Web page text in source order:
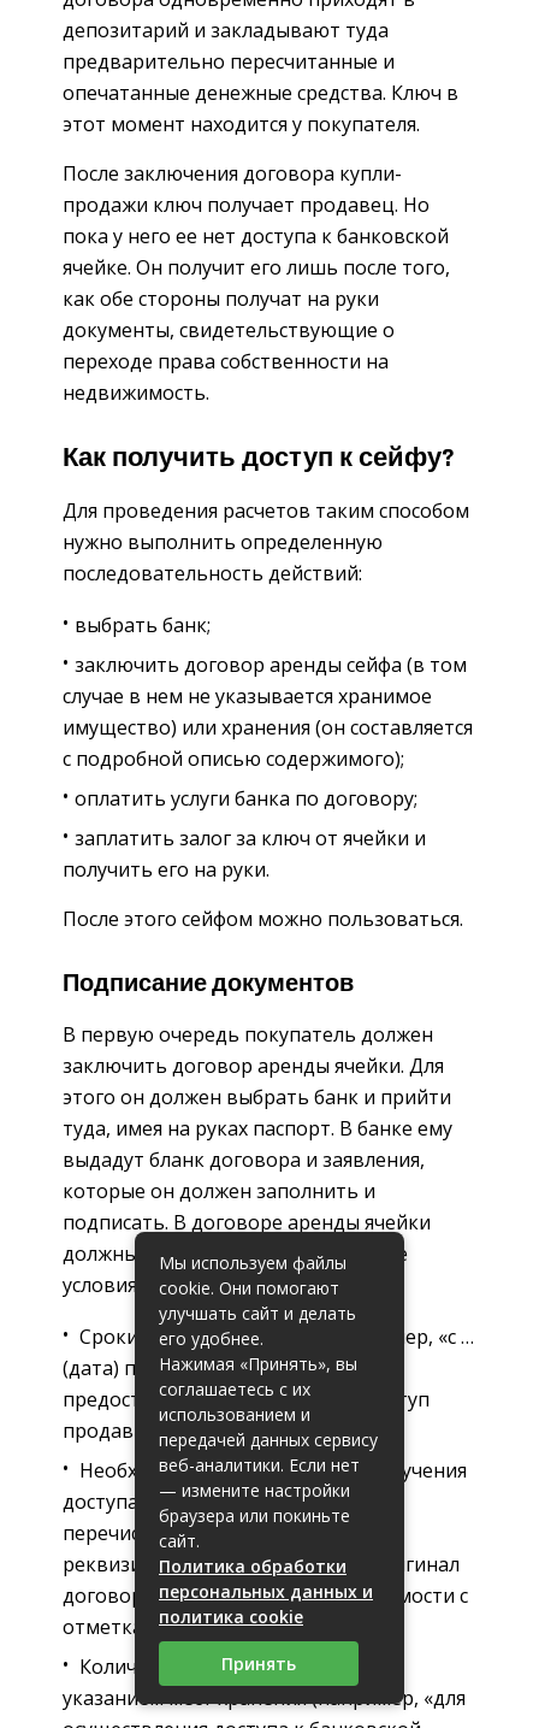
депозитарий и закладывают туда
предварительно пересчитанные и
опечатанные денежные средства. Ключ в
этот момент находится у покупателя.
После заключения договора купли-
продажи ключ получает продавец. Но
пока у него ее нет доступа к банковской
ячейке. Он получит его лишь после того,
как обе стороны получат на руки
документы, свидетельствующие о
переходе права собственности на
недвижимость.
Как получить доступ к сейфу?
Для проведения расчетов таким способом
нужно выполнить определенную
последовательность действий:
выбрать банк;
заключить договор аренды сейфа (в том
случае в нем не указывается хранимое
имущество) или хранения (он составляется
с подробной описью содержимого);
оплатить услуги банка по договору;
заплатить залог за ключ от ячейки и
получить его на руки.
После этого сейфом можно пользоваться.
Подписание документов
В первую очередь покупатель должен
заключить договор аренды ячейки. Для
этого он должен выбрать банк и прийти
туда, имея на руках паспорт. В банке ему
выдадут бланк договора и заявления,
которые он должен заполнить и
подписать. В договоре аренды ячейки
должны быть предусмотрены такие
условия:
Сроки и порядок доступа (например, «с …
(дата) по … (дата) продавцу
предоставляется одноразовый доступ
продавцу»).
Необходимые документы для получения
доступа к ячейке (производится
перечисление документов и их
реквизитов). Обычно требуется оригинал
договора купли-продажи недвижимости с
отметками о регистрации.
Количество ключей от ячейки с
указанием мест хранения (например, «для
Мы используем файлы
cookie. Они помогают
улучшать сайт и делать
его удобнее.
Нажимая «Принять», вы
соглашаетесь с их
использованием и
передачей данных сервису
веб-аналитики. Если нет
— измените настройки
браузера или покиньте
сайт.
Политика обработки
персональных данных и
политика cookie
Принять